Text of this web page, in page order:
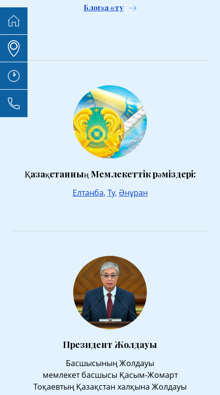
Блогқа өту
Қазақстанның Мемлекеттік рәміздері:
Елтаңба, Ту, Әнұран
Президент Жолдауы
Басшысының Жолдауы
мемлекет басшысы Қасым-Жомарт
Тоқаевтың Қазақстан халқына Жолдауы